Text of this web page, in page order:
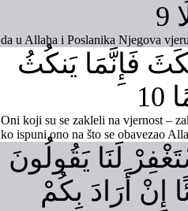
da u Allaha i Poslanika Njegova
فَإِنَّمَا يَنكُثُ
Oni koji su se zakleli na vjernost –
ko ispuni ono na što se obavezao
لَنَا يَقُولُونَ
أَرَادَ بِكُمْ